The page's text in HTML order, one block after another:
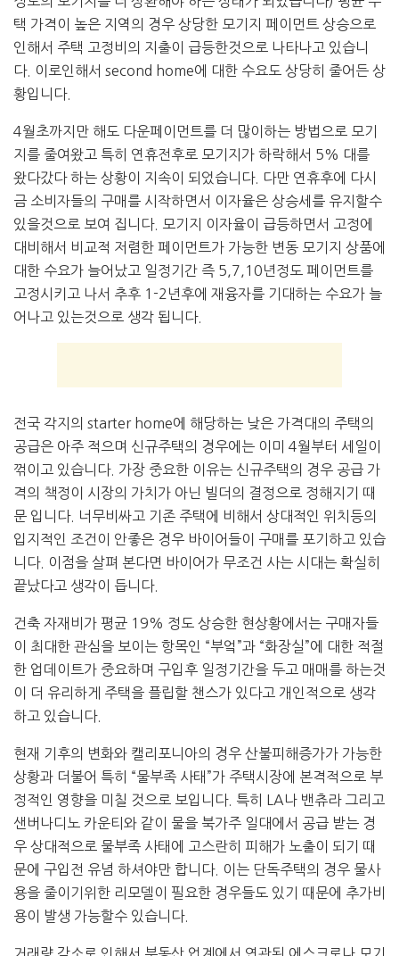
택 가격이 높은 지역의 경우 상당한 모기지 페이먼트 상승으로
인해서 주택 고정비의 지출이 급등한것으로 나타나고 있습니
다. 이로인해서 second home에 대한 수요도 상당히 줄어든 상
황입니다.
4월초까지만 해도 다운페이먼트를 더 많이하는 방법으로 모기
지를 줄여왔고 특히 연휴전후로 모기지가 하락해서 5% 대를
왔다갔다 하는 상황이 지속이 되었습니다. 다만 연휴후에 다시
금 소비자들의 구매를 시작하면서 이자율은 상승세를 유지할수
있을것으로 보여 집니다. 모기지 이자율이 급등하면서 고정에
대비해서 비교적 저렴한 페이먼트가 가능한 변동 모기지 상품에
대한 수요가 늘어났고 일정기간 즉 5,7,10년정도 페이먼트를
고정시키고 나서 추후 1-2년후에 재융자를 기대하는 수요가 늘
어나고 있는것으로 생각 됩니다.
전국 각지의 starter home에 해당하는 낮은 가격대의 주택의
공급은 아주 적으며 신규주택의 경우에는 이미 4월부터 세일이
꺾이고 있습니다. 가장 중요한 이유는 신규주택의 경우 공급 가
격의 책정이 시장의 가치가 아닌 빌더의 결정으로 정해지기 때
문 입니다. 너무비싸고 기존 주택에 비해서 상대적인 위치등의
입지적인 조건이 안좋은 경우 바이어들이 구매를 포기하고 있습
니다. 이점을 살펴 본다면 바이어가 무조건 사는 시대는 확실히
끝났다고 생각이 듭니다.
건축 자재비가 평균 19% 정도 상승한 현상황에서는 구매자들
이 최대한 관심을 보이는 항목인 “부엌”과 “화장실”에 대한 적절
한 업데이트가 중요하며 구입후 일정기간을 두고 매매를 하는것
이 더 유리하게 주택을 플립할 챈스가 있다고 개인적으로 생각
하고 있습니다.
현재 기후의 변화와 캘리포니아의 경우 산불피해증가가 가능한
상황과 더불어 특히 “물부족 사태”가 주택시장에 본격적으로 부
정적인 영향을 미칠 것으로 보입니다. 특히 LA나 밴츄라 그리고
샌버나디노 카운티와 같이 물을 북가주 일대에서 공급 받는 경
우 상대적으로 물부족 사태에 고스란히 피해가 노출이 되기 때
문에 구입전 유념 하셔야만 합니다. 이는 단독주택의 경우 물사
용을 줄이기위한 리모델이 필요한 경우들도 있기 때문에 추가비
용이 발생 가능할수 있습니다.